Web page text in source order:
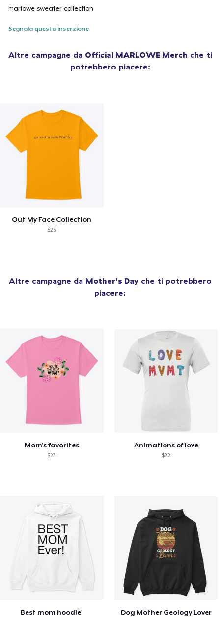
marlowe-sweater-collection
Segnala questa inserzione
Altre campagne da Official MARLOWE Merch che ti
potrebbero piacere:
Out My Face Collection
$25
Altre campagne da Mother's Dayche ti potrebbero
piacere:
Mom's favorites
$23
Animations of love
$22
Best mom hoodie! Dog Mother Geology Lover